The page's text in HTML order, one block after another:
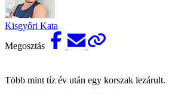
Kisgyőri Kata
Megosztás
Több mint tíz év után egy korszak lezárult.